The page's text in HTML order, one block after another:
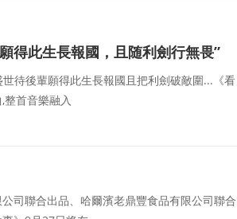
得此生長報國，且随利劍行無畏”
待後輩願得此生長報國且把利劍破敵圍...《看
首音樂融入
司聯合出品、哈爾濱老鼎豐食品有限公司聯合